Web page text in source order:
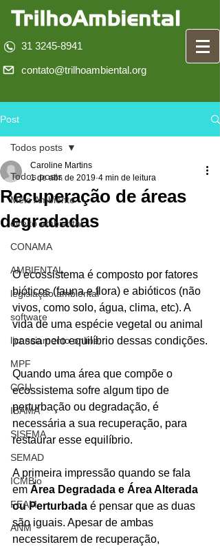
31 3245-8941
contato@trilhoambiental.org
Post
Todos posts
Meio Ambiente
direito ambiental
CONAMA
AMBIENTAL
legislação ambiental
software
licenciamento online
MPF
CGU
IBAMA
SISEMA
SEMAD
ICMBio
FEAM
ANM
Todos posts
Recuperação de áreas
degradadas
Caroline Martins
1 de abr. de 2019 4 min de leitura
O ecossistema é composto por fatores
bióticos (fauna e flora) e abióticos (não
vivos, como solo, água, clima, etc). A
vida de uma espécie vegetal ou animal
passa pelo equilíbrio dessas condições.
Quando uma área que compõe o
ecossistema sofre algum tipo de
perturbação ou degradação, é
necessária a sua recuperação, para
restaurar esse equilíbrio.
A primeira impressão quando se fala
em Área Degradada e Área Alterada
ou Perturbada é pensar que as duas
são iguais. Apesar de ambas
necessitarem de recuperação,